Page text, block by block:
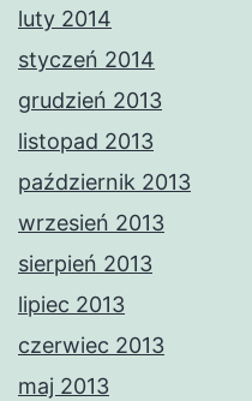
luty 2014
styczeń 2014
grudzień 2013
listopad 2013
październik 2013
wrzesień 2013
sierpień 2013
lipiec 2013
czerwiec 2013
maj 2013